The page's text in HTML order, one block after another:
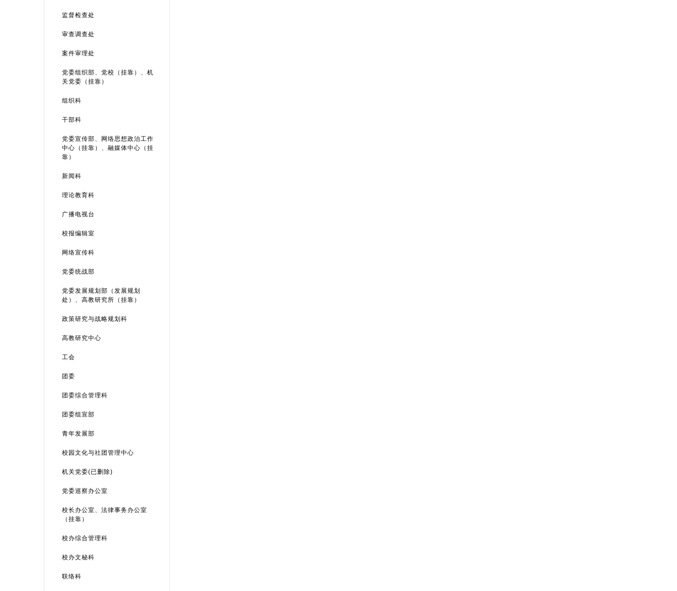
监督检查处
审查调查处
案件审理处
党委组织部、党校（挂靠）、机
关党委（挂靠）
组织科
干部科
党委宣传部、网络思想政治工作
中心（挂靠）、融媒体中心（挂
靠）
新闻科
理论教育科
广播电视台
校报编辑室
网络宣传科
党委统战部
党委发展规划部（发展规划
处）、高教研究所（挂靠）
政策研究与战略规划科
高教研究中心
工会
团委
团委综合管理科
团委组宣部
青年发展部
校园文化与社团管理中心
机关党委(已删除)
党委巡察办公室
校长办公室、法律事务办公室
（挂靠）
校办综合管理科
校办文秘科
联络科